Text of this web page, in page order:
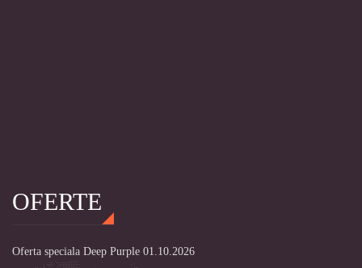
OFERTE
Oferta speciala Deep Purple 01.10.2026